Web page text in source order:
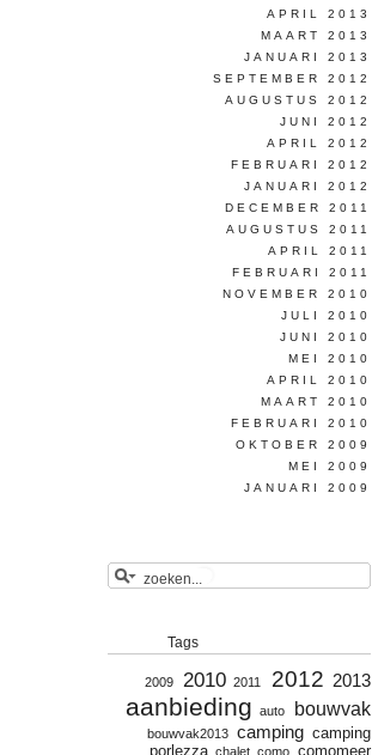
APRIL 2013
MAART 2013
JANUARI 2013
SEPTEMBER 2012
AUGUSTUS 2012
JUNI 2012
APRIL 2012
FEBRUARI 2012
JANUARI 2012
DECEMBER 2011
AUGUSTUS 2011
APRIL 2011
FEBRUARI 2011
NOVEMBER 2010
JULI 2010
JUNI 2010
MEI 2010
APRIL 2010
MAART 2010
FEBRUARI 2010
OKTOBER 2009
MEI 2009
JANUARI 2009
Tags
2009 2010 2011 2012 2013
aanbieding auto bouwvak
bouwvak2013 camping camping
porlezza chalet como comomeer